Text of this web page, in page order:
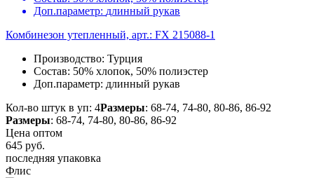
Доп.параметр: длинный рукав
Комбинезон утепленный, арт.: FX 215088-1
Производство: Турция
Состав: 50% хлопок, 50% полиэстер
Доп.параметр: длинный рукав
Кол-во штук в уп: 4Размеры: 68-74, 74-80, 80-86, 86-92
Размеры: 68-74, 74-80, 80-86, 86-92
Цена оптом
645 руб.
последняя упаковка
Флис